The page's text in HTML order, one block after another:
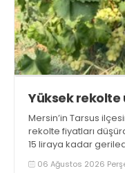
Yüksek rekolte
Mersin’in Tarsus
rekolte fiyatları
15 liraya kadar
tepki gösterdi
06 Ağustos 2026